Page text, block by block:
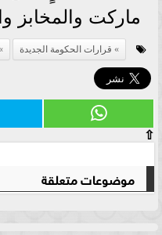
ماركت والمخابز
قرارات الحكومة الجديدة
⇧
موضوعات متعلقة